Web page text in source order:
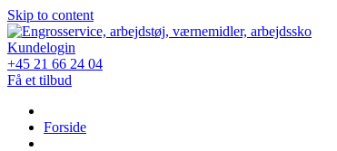
Skip to content
Kundelogin
+45 21 66 24 04
Få et tilbud
Forside